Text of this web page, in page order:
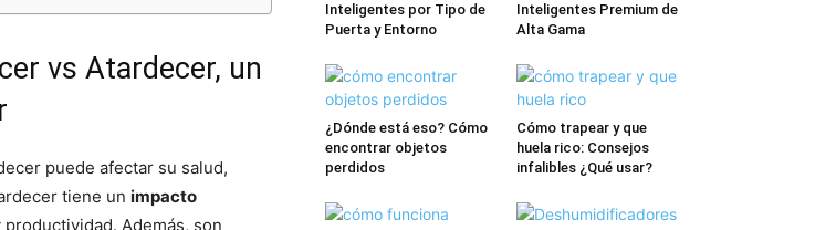
vs Atardecer, un
puede afectar su salud,
tiene un impacto
Además, son
Inteligentes por Tipo de
Puerta y Entorno
Inteligentes Premium de
Alta Gama
¿Dónde está eso? Cómo
encontrar objetos
perdidos
Cómo trapear y que
huela rico: Consejos
infalibles ¿Qué usar?